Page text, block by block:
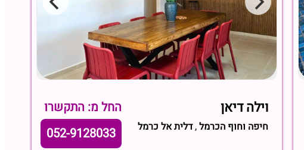
וילה דיאן החל מ: התקשרו
חיפה וחוף הכרמל,דלית אל כרמל 052-9128033